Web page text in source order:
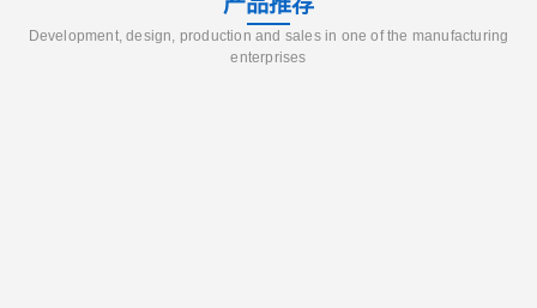
Development, design, production and sales in one of the manufacturing
enterprises